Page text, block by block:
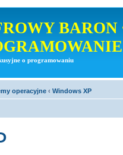
BARON
o programowaniu
operacyjne ‹ Windows XP